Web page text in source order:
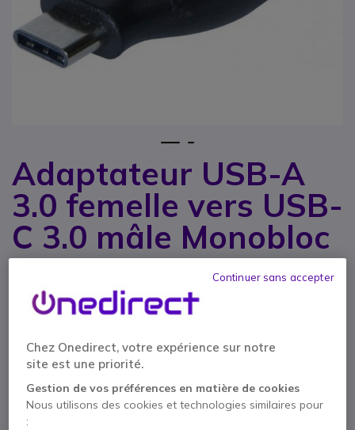
Adaptateur USB-A
3.0 femelle vers USB-
C 3.0 mâle Monobloc
Utilisez vos cordons USB-A avec votre
périphérique à connectique type C !
6,95 €
Qté
DEVIS EN 4 HEURES
Passer au début de la Galerie d’images
Chez Onedirect, votre expérience sur notre
site est une priorité.
Gestion de vos préférences en matière de cookies
Nous utilisons des cookies et technologies similaires pour
:
Continuer sans accepter